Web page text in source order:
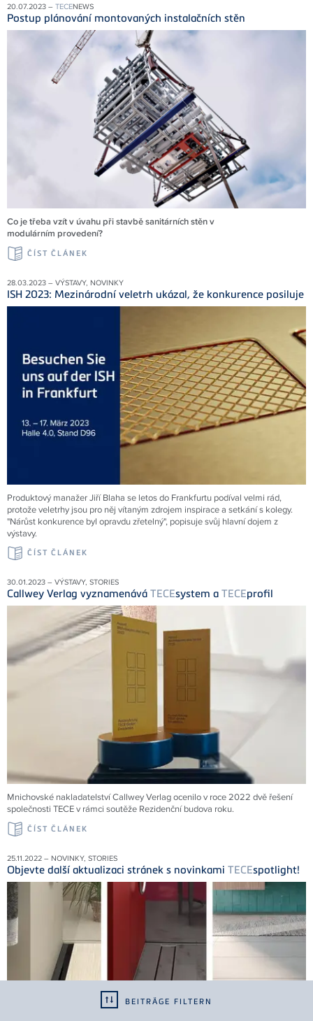
BEITRÄGE FILTERN
20.07.2023 – TECENEWS
Postup plánování montovaných instalačních stěn
Co je třeba vzít v úvahu při stavbě sanitárních stěn v
modulárním provedení?
ČÍST ČLÁNEK
28.03.2023 – VÝSTAVY, NOVINKY
ISH 2023: Mezinárodní veletrh ukázal, že konkurence posiluje
Produktový manažer Jiří Blaha se letos do Frankfurtu podíval velmi rád,
protože veletrhy jsou pro něj vítaným zdrojem inspirace a setkání s kolegy.
"Nárůst konkurence byl opravdu zřetelný", popisuje svůj hlavní dojem z
výstavy.
ČÍST ČLÁNEK
30.01.2023 – VÝSTAVY, STORIES
Callwey Verlag vyznamenává TECEsystem a TECEprofil
Mnichovské nakladatelství Callwey Verlag ocenilo v roce 2022 dvě řešení
společnosti TECEv rámci soutěže Rezidenční budova roku.
ČÍST ČLÁNEK
25.11.2022 – NOVINKY, STORIES
Objevte další aktualizaci stránek s novinkami TECEspotlight!